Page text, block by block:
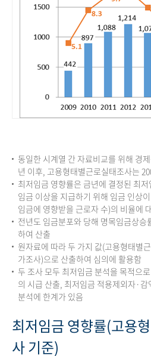
동일한 시계열 간 자료비교를 위해 경
년 이후, 고용형태별근로실태조사는
최저임금 영향률은 금년에 결정된 최
임금 이상을 지급하기 위해 임금 인상
임금에 영향받을 근로자 수)의 비율에
전년도 임금분포와 당해 명목임금상승
하여 산출
원자료에 따라 두 가지 값(고용형태별
가조사)으로 산출하여 심의에 활용함
두 조사 모두 최저임금 분석을 목적으
의 시급 산출, 최저임금 적용제외자·
분석에 한계가 있음
최저임금 영향률(고용
사 기준)